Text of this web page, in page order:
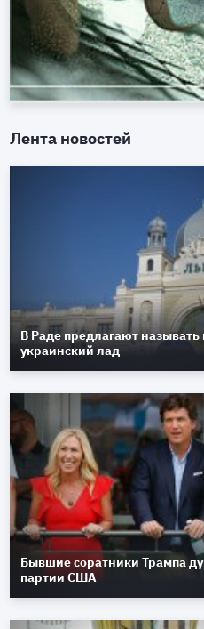
Лента новостей
В Раде предлагают
украинский лад
Бывшие соратники Трампа
партии США